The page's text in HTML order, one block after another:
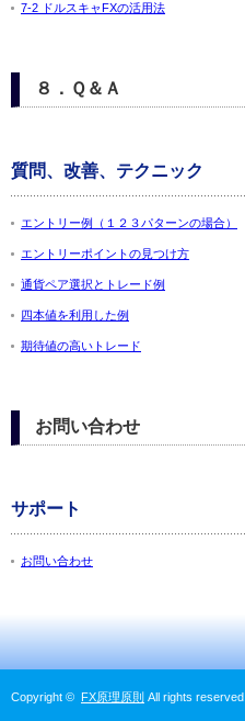
7-2 ドルスキャFXの活用法
８．Ｑ＆Ａ
質問、改善、テクニック
エントリー例（１２３パターンの場合）
エントリーポイントの見つけ方
通貨ペア選択とトレード例
四本値を利用した例
期待値の高いトレード
お問い合わせ
サポート
お問い合わせ
Copyright © FX原理原則 All rights reserved.